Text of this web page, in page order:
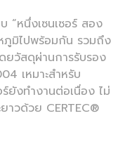
นึ่งเซนเซอร์ สอง
ภูมิไปพร้อมกัน รวมถึง
วัสดุผ่านการรับรอง
เหมาะสำหรับ
ยังทำงานต่อเนื่อง ไม่
าวด้วย CERTEC®